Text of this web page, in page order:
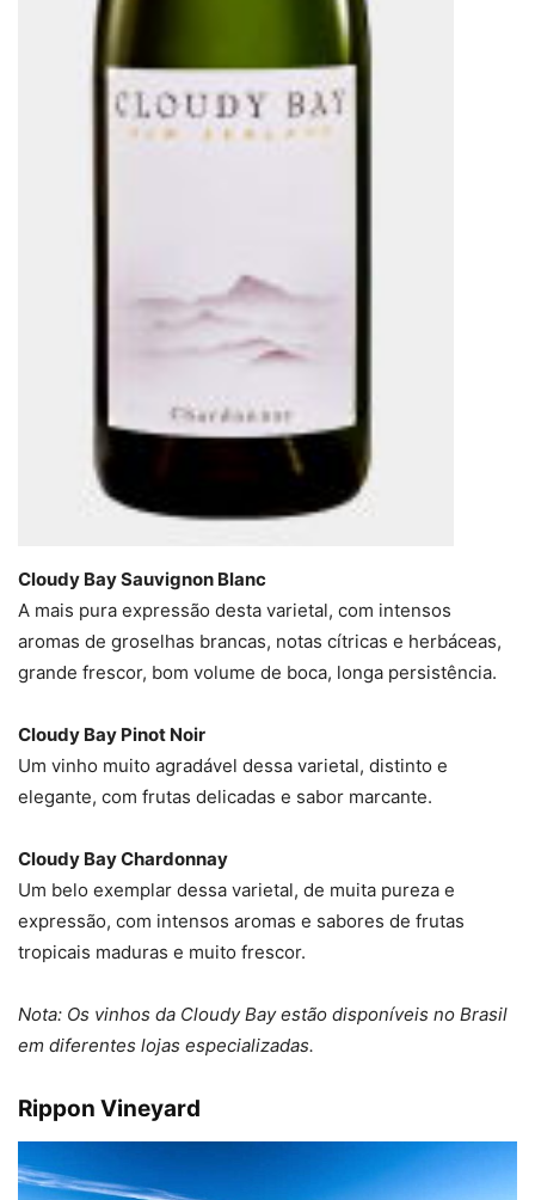
Cloudy Bay Sauvignon Blanc
A mais pura expressão desta varietal, com intensos
aromas de groselhas brancas, notas cítricas e herbáceas,
grande frescor, bom volume de boca, longa persistência.
Cloudy Bay Pinot Noir
Um vinho muito agradável dessa varietal, distinto e
elegante, com frutas delicadas e sabor marcante.
Cloudy Bay Chardonnay
Um belo exemplar dessa varietal, de muita pureza e
expressão, com intensos aromas e sabores de frutas
tropicais maduras e muito frescor.
Nota: Os vinhos da Cloudy Bay estão disponíveis no Brasil
em diferentes lojas especializadas.
Rippon Vineyard